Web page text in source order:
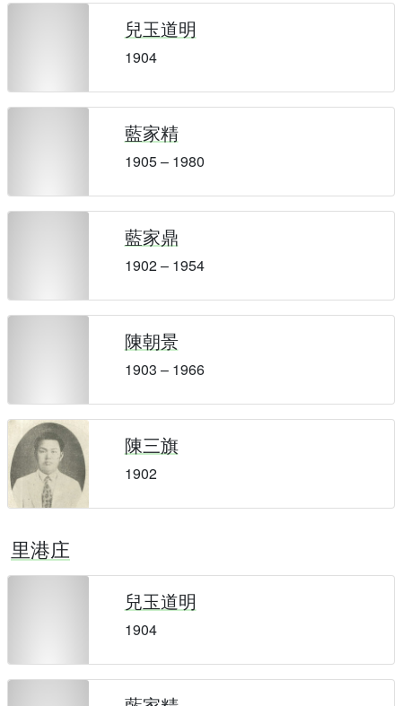
兒玉道明
1904
藍家精
1905 – 1980
藍家鼎
1902 – 1954
陳朝景
1903 – 1966
陳三旗
1902
里港庄
兒玉道明
1904